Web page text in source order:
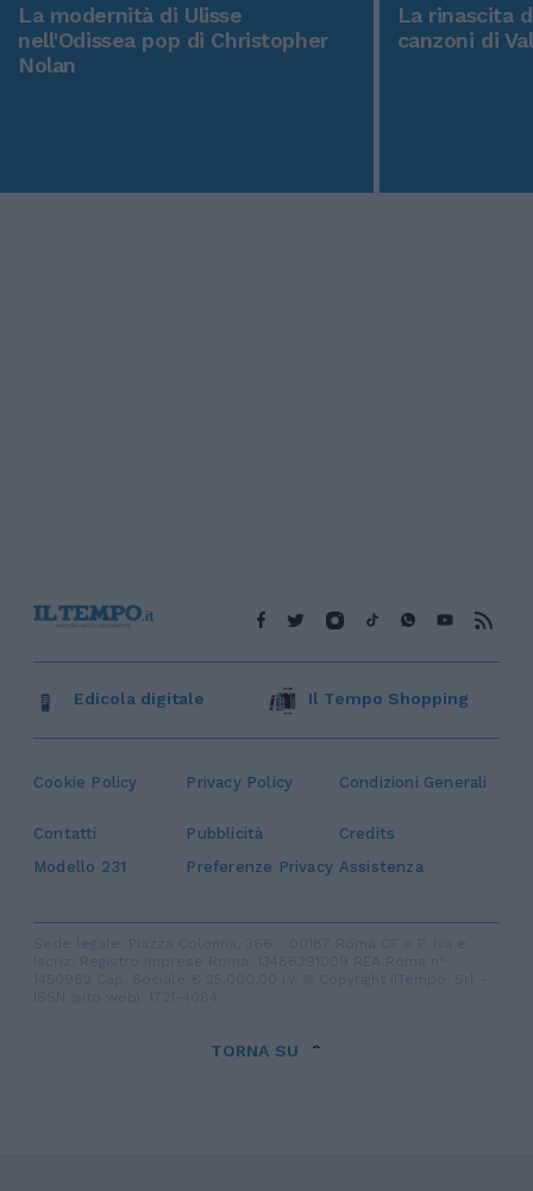
La modernità di Ulisse
nell'Odissea pop di Christopher
Nolan
La rinascita
canzoni di
Cookie Policy Privacy Policy Condizioni Generali
Contatti Pubblicità
Credits
Modello 231
Preferenze Privacy Assistenza
Edicola digitale Il Tempo Shopping
TORNA SU